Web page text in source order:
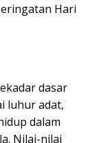
Hari
dasar
luhur adat,
dalam
Nilai-nilai